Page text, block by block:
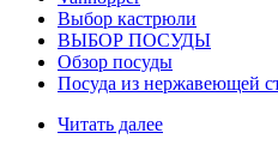
Выбор кастрюли
ВЫБОР ПОСУДЫ
Обзор посуды
Посуда из нержавеющей
Читать далее